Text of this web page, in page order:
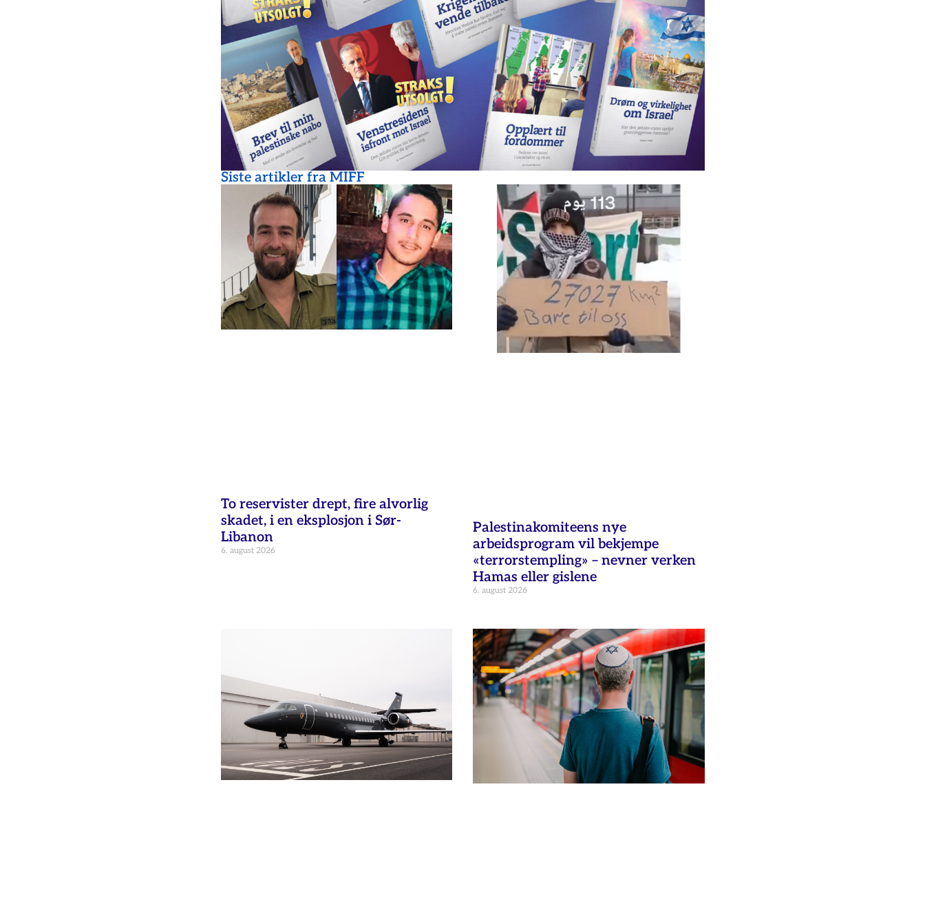
Siste artikler fra MIFF
To reservister drept, fire alvorlig
skadet, i en eksplosjon i Sør-
Libanon
6. august 2026
Palestinakomiteens nye
arbeidsprogram vil bekjempe
«terrorstempling» – nevner verken
Hamas eller gislene
6. august 2026